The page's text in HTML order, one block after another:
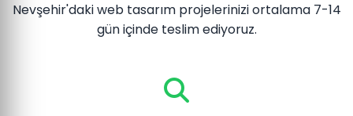
Nevşehir'daki web tasarım projelerinizi ortalama 7-14
gün içinde teslim ediyoruz.